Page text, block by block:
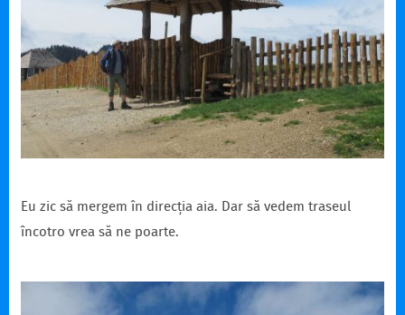
Eu zic să mergem în direcția aia. Dar să vedem traseul
încotro vrea să ne poarte.